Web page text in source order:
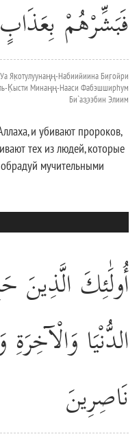
فَبَشِّرْهُمْ
Як̣отулуунаңң-Набиийиина Биг̣ойри
К̣ысти Минаңң-Нааси Фабэшширhум
Би`аз̱ээбин Элиим
и убивают пророков,
тех из людей, которые
мучительными
أُولَٰئِكَ الَّذِينَ
الدُّنْيَا
نَاصِرِينَ